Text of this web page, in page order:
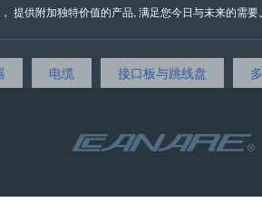
提供附加独特价值的产品, 满足您今日与未来的需
电缆 接口板与跳线盘